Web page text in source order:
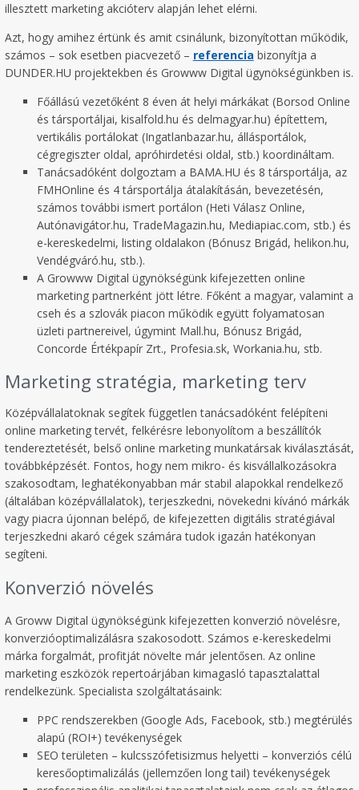
illesztett marketing akcióterv alapján lehet elérni.
Azt, hogy amihez értünk és amit csinálunk, bizonyítottan működik,
számos – sok esetben piacvezető – referencia bizonyítja a
DUNDER.HU projektekben és Growww Digital ügynökségünkben is.
Főállású vezetőként 8 éven át helyi márkákat (Borsod Online
és társportáljai, kisalfold.hu és delmagyar.hu) építettem,
vertikális portálokat (Ingatlanbazar.hu, állásportálok,
cégregiszter oldal, apróhirdetési oldal, stb.) koordináltam.
Tanácsadóként dolgoztam a BAMA.HU és 8 társportálja, az
FMHOnline és 4 társportálja átalakításán, bevezetésén,
számos további ismert portálon (Heti Válasz Online,
Autónavigátor.hu, TradeMagazin.hu, Mediapiac.com, stb.) és
e-kereskedelmi, listing oldalakon (Bónusz Brigád, helikon.hu,
Vendégváró.hu, stb.).
A Growww Digital ügynökségünk kifejezetten online
marketing partnerként jött létre. Főként a magyar, valamint a
cseh és a szlovák piacon működik együtt folyamatosan
üzleti partnereivel, úgymint Mall.hu, Bónusz Brigád,
Concorde Értékpapír Zrt., Profesia.sk, Workania.hu, stb.
Marketing stratégia, marketing terv
Középvállalatoknak segítek független tanácsadóként felépíteni
online marketing tervét, felkérésre lebonyolítom a beszállítók
tendereztetését, belső online marketing munkatársak kiválasztását,
továbbképzését. Fontos, hogy nem mikro- és kisvállalkozásokra
szakosodtam, leghatékonyabban már stabil alapokkal rendelkező
(általában középvállalatok), terjeszkedni, növekedni kívánó márkák
vagy piacra újonnan belépő, de kifejezetten digitális stratégiával
terjeszkedni akaró cégek számára tudok igazán hatékonyan
segíteni.
Konverzió növelés
A Groww Digital ügynökségünk kifejezetten konverzió növelésre,
konverzióoptimalizálásra szakosodott. Számos e-kereskedelmi
márka forgalmát, profitját növelte már jelentősen. Az online
marketing eszközök repertoárjában kimagasló tapasztalattal
rendelkezünk. Specialista szolgáltatásaink:
PPC rendszerekben (Google Ads, Facebook, stb.) megtérülés
alapú (ROI+) tevékenységek
SEO területen – kulcsszófetisizmus helyetti – konverziós célú
keresőoptimalizálás (jellemzően long tail) tevékenységek